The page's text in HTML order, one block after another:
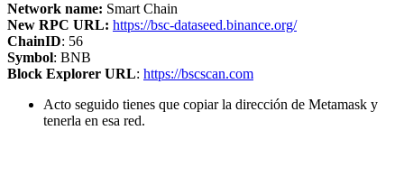
Network name: Smart Chain
New RPC URL: https://bsc-dataseed.binance.org/
ChainID: 56
Symbol: BNB
Block Explorer URL: https://bscscan.com
Acto seguido tienes que copiar la dirección de Metamask y
tenerla en esa red.